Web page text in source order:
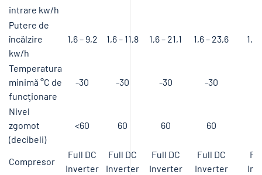
intrare kw/h
Putere de
încălzire
kw/h
1,6 – 9,2 1,6 – 11,8 1,6 – 21,1 1,6 – 23,6 1,6
Temperatura
minimă °C de
funcţionare
-30 -30 -30 -30
Nivel
zgomot
(decibeli)
<60 60 60 60
Compresor
Full DC
Inverter
Full DC
Inverter
Full DC
Inverter
Full DC
Inverter